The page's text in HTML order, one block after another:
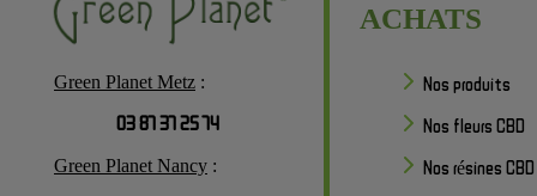
Green Planet Metz :
03 87 37 25 74
Green Planet Nancy :
ACHATS
Nos produits
Nos fleurs CBD
Nos résines CBD